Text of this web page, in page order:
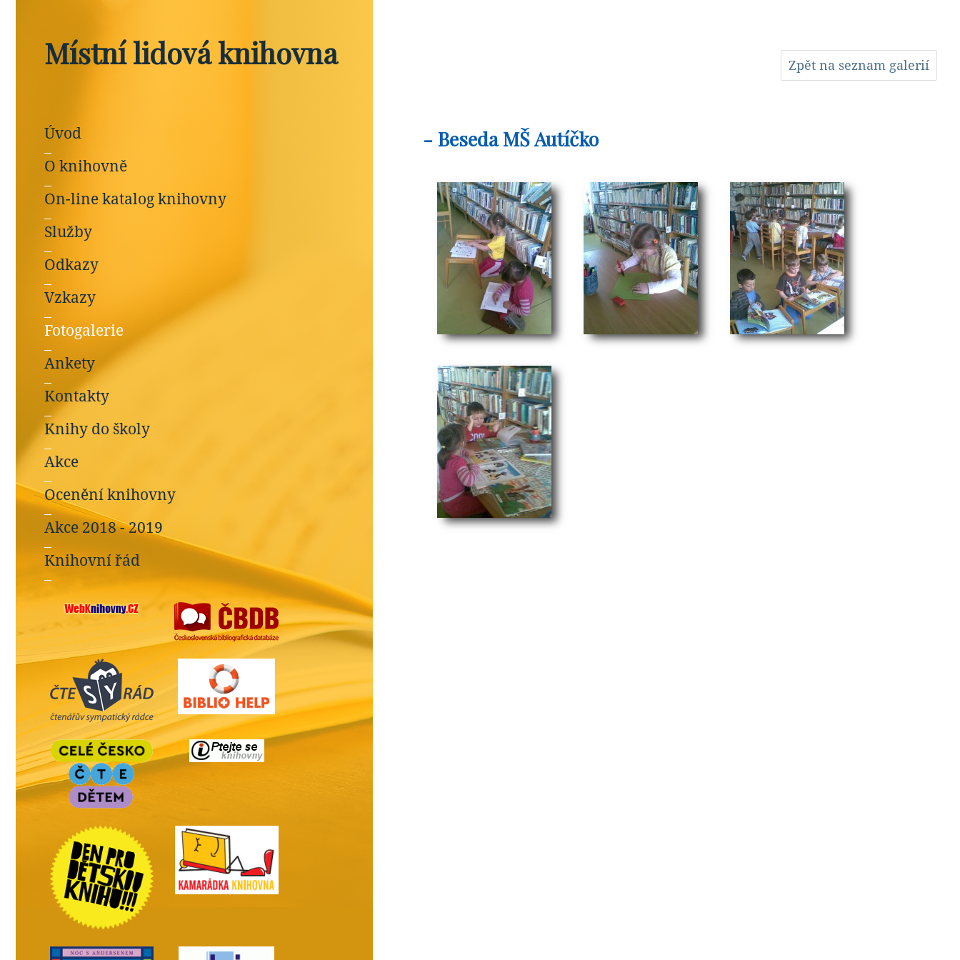
Místní lidová knihovna
Úvod
O knihovně
On-line katalog knihovny
Služby
Odkazy
Vzkazy
Fotogalerie
Ankety
Kontakty
Knihy do školy
Akce
Ocenění knihovny
Akce 2018 - 2019
Knihovní řád
Zpět na seznam galerií
- Beseda MŠ Autíčko